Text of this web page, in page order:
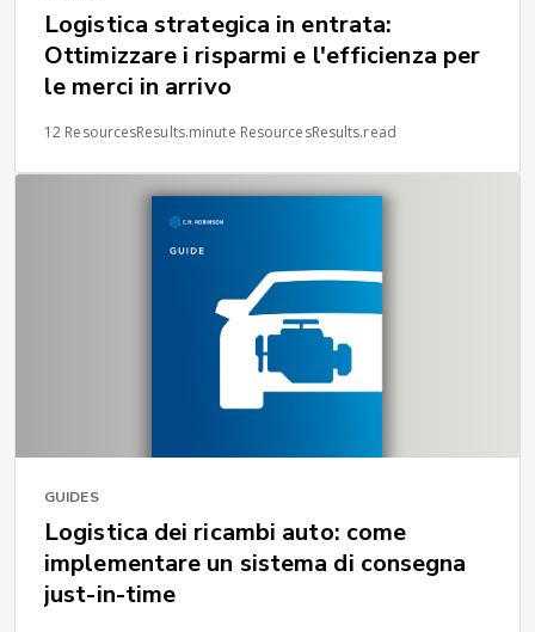
Logistica strategica in entrata:
Ottimizzare i risparmi e l'efficienza per
le merci in arrivo
12 ResourcesResults.minute ResourcesResults.read
GUIDES
Logistica dei ricambi auto: come
implementare un sistema di consegna
just-in-time